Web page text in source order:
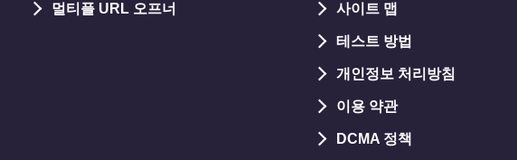
멀티플 URL 오프너 사이트 맵
테스트 방법
개인정보 처리방침
이용 약관
DCMA 정책